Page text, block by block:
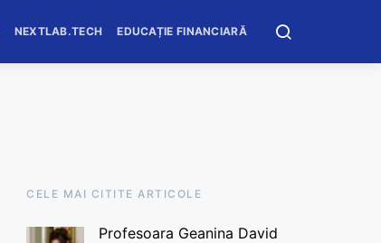
NEXTLAB.TECH EDUCAȚIE FINANCIARĂ
CELE MAI CITITE ARTICOLE
Profesoara Geanina David